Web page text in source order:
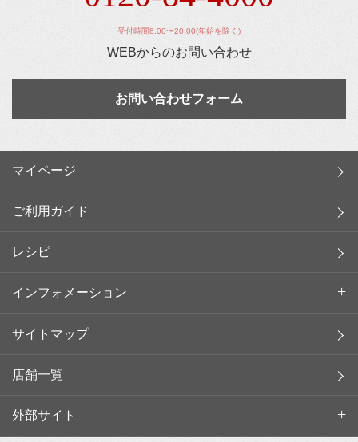
受付時間8:00〜20:00(年始を除く)
WEBからのお問い合わせ
お問い合わせフォーム
マイページ
ご利用ガイド
レシピ
インフォメーション
サイトマップ
店舗一覧
外部サイト